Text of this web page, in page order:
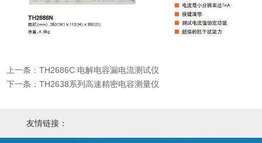
上一条：TH2686C 电解电容漏电流测试仪
下一条：TH2638系列高速精密电容测量仪
友情链接：